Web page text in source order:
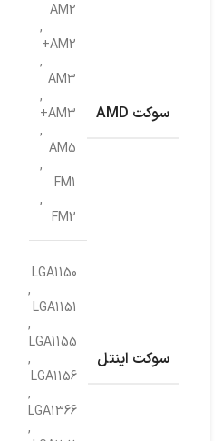
مانیتور
سوکت AMD
AM2
,
AM2+
,
AM3
,
AM3+
,
AM5
,
FM1
,
FM2
سوکت اینتل
LGA1150
,
LGA1151
,
LGA1155
,
LGA1156
,
LGA1366
,